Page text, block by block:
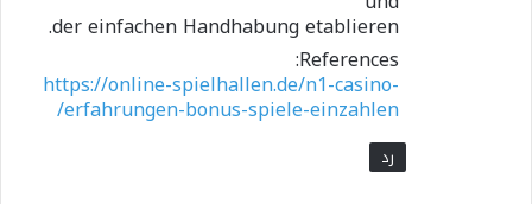
der einfachen Handhabung etablieren.
References:
https://online-spielhallen.de/n1-casino-
erfahrungen-bonus-spiele-einzahlen/
رد